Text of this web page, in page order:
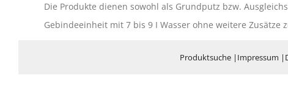
Die Produkte dienen sowohl als Grundputz bzw.
Gebindeeinheit mit 7 bis 9 I Wasser ohne weitere
Produktsuche| Impressum |